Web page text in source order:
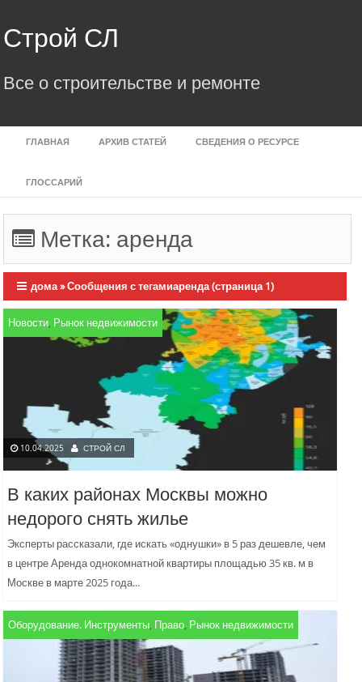
to
content
Строй СЛ
Все о строительстве и ремонте
ГЛАВНАЯ АРХИВ СТАТЕЙ СВЕДЕНИЯ О РЕСУРСЕ
ГЛОССАРИЙ
Метка: аренда
дома»Сообщения с тегамиаренда(страница 1)
Новости Рынок недвижимости
10.04.2025 СТРОЙ СЛ
В каких районах Москвы можно
недорого снять жилье
Эксперты рассказали, где искать «однушки» в 5 раз дешевле, чем
в центре Аренда однокомнатной квартиры площадью 35 кв. м в
Москве в марте 2025 года...
Оборудование. Инструменты, Право, Рынок недвижимости